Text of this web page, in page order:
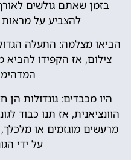
בזמן שאתם גולשים
להצביע על מראות
הביאו מצלמה: התעלה
צילום, אז הקפידו להביא
היו מכבדים: גונדולות
הוונציאנית, אז תנו כבוד
מרעשים מוגזמים או
על ידי